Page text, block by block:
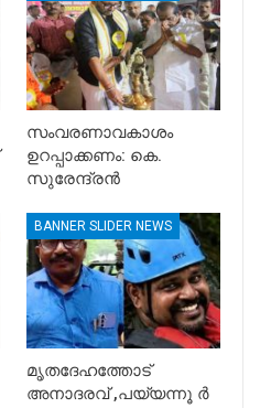
സംവരണാവകാശം
ഉറപ്പാക്കണം: കെ.
സുരേന്ദ്രൻ
BANNER SLIDER NEWS
മൃതദേഹത്തോട്
അനാദരവ് ,പയ്യന്നൂ ർ